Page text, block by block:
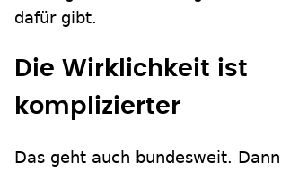
dafür gibt.
Die Wirklichkeit ist
komplizierter
Das geht auch bundesweit.